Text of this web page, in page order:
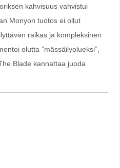
kahvisuus vahvistui
Monyon tuotos ei ollut
raikas ja kompleksinen
olutta ”mässäilyolueksi”,
Blade kannattaa juoda